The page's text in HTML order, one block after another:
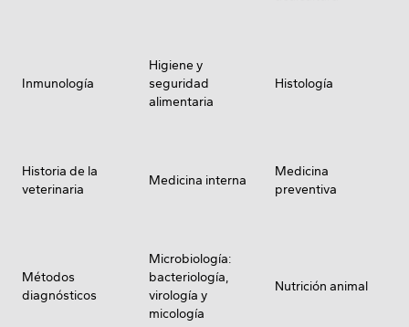
Inmunología
Higiene y
seguridad
alimentaria
Histología
Historia de la
veterinaria
Medicina interna
Medicina
preventiva
Métodos
diagnósticos
Microbiología:
bacteriología,
virología y
micología
Nutrición animal